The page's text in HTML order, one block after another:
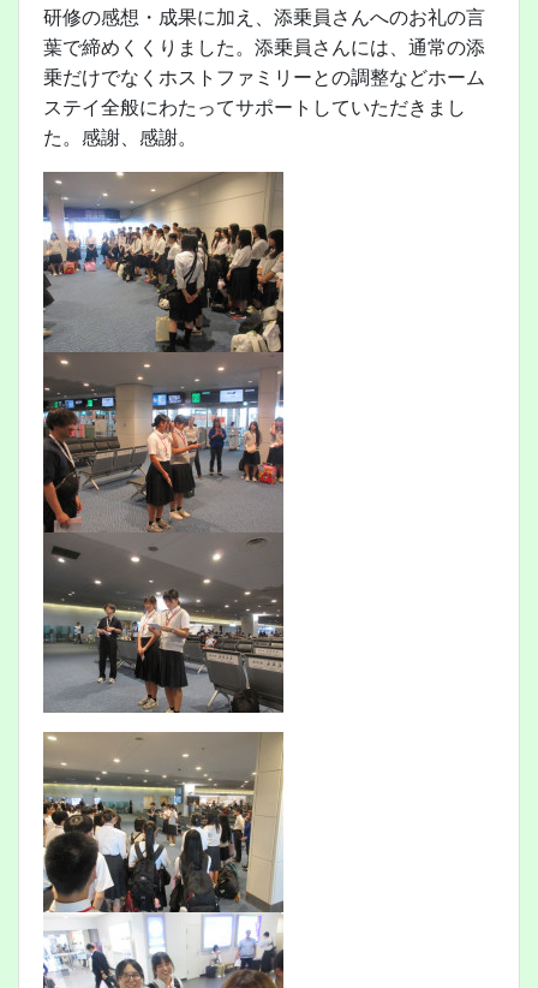
研修の感想・成果に加え、添乗員さんへのお礼の言
葉で締めくくりました。添乗員さんには、通常の添
乗だけでなくホストファミリーとの調整などホーム
ステイ全般にわたってサポートしていただきまし
た。感謝、感謝。